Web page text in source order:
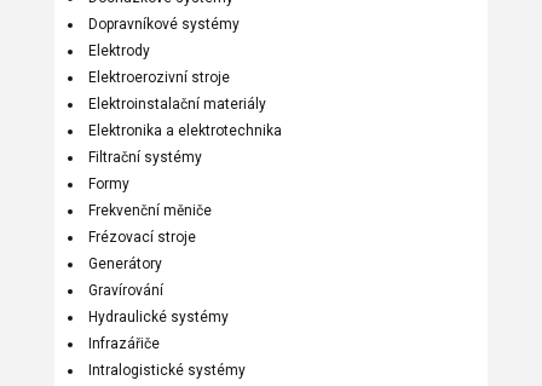
Dopravníkové systémy
Elektrody
Elektroerozivní stroje
Elektroinstalační materiály
Elektronika a elektrotechnika
Filtrační systémy
Formy
Frekvenční měniče
Frézovací stroje
Generátory
Gravírování
Hydraulické systémy
Infrazářiče
Intralogistické systémy